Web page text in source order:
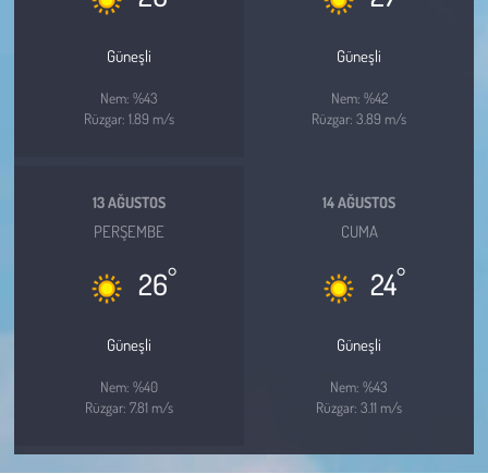
Güneşli
Nem: %43
Rüzgar: 1.89 m/s
Güneşli
Nem: %42
Rüzgar: 3.89 m/s
13 AĞUSTOS
PERŞEMBE
26°
Güneşli
Nem: %40
Rüzgar: 7.81 m/s
14 AĞUSTOS
CUMA
24°
Güneşli
Nem: %43
Rüzgar: 3.11 m/s